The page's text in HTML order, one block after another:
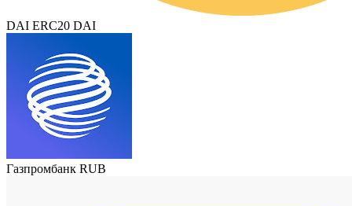
DAI ERC20 DAI
Газпромбанк RUB